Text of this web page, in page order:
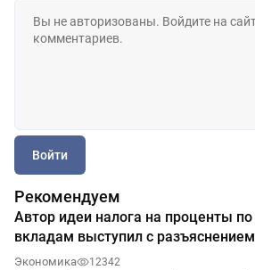
Войти
Рекомендуем
Автор идеи налога на проценты по
вкладам выступил с разъяснением
Экономика 12342